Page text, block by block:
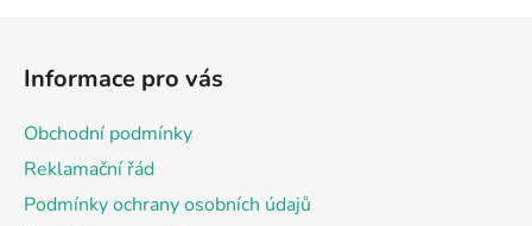
Informace pro vás
Obchodní podmínky
Reklamační řád
Podmínky ochrany osobních údajů